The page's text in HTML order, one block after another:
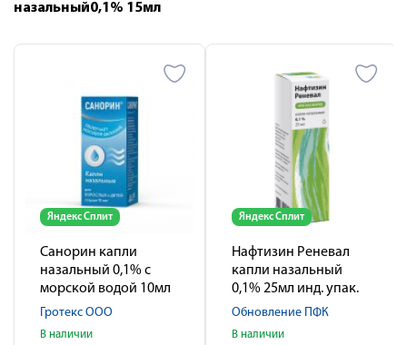
назальный0,1% 15мл
Яндекс Сплит
Санорин капли
назальный 0,1% с
морской водой 10мл
Гротекс ООО
В наличии
Яндекс Сплит
Нафтизин Реневал
капли назальный
0,1% 25мл инд. упак.
Обновление ПФК
В наличии